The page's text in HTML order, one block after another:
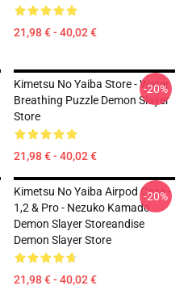
21,98 € - 40,02 €
Kimetsu No Yaiba Store - Water
Breathing Puzzle Demon Slayer
Store
21,98 € - 40,02 €
-20%
Kimetsu No Yaiba Airpod Case -
1,2 & Pro - Nezuko Kamado
Demon Slayer Storeandise
Demon Slayer Store
21,98 € - 40,02 €
-20%